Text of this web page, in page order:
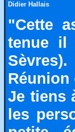
Didier Hallais
"Cette
tenue il
Sèvres).
Réunion
Je tiens
les